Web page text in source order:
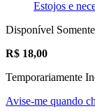
Estojos e
Disponível
R$ 18,00
Temporariamente
Avise-me quando